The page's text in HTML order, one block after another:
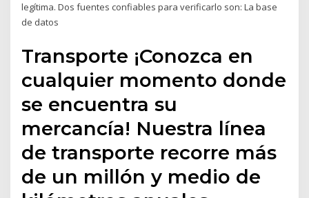
legítima. Dos fuentes confiables para verificarlo son: La base
de datos
Transporte ¡Conozca en
cualquier momento donde
se encuentra su
mercancía! Nuestra línea
de transporte recorre más
de un millón y medio de